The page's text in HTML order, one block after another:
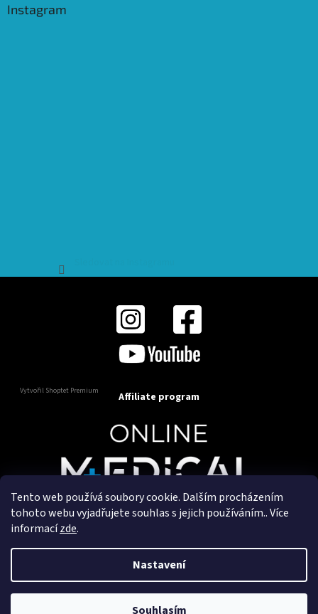
Tento web používá soubory cookie. Dalším procházením
tohoto webu vyjadřujete souhlas s jejich používáním.. Více
informacízde.
Nastavení
Souhlasím
Instagram
Vytvořil Shoptet Premium Affiliate program
Copyright 2025OnlineMedical.cz. Všechna práva
Vytvořil a marketingově zajišťuje